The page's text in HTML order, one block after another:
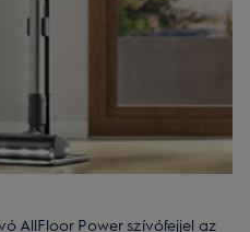
AllFloor Power szívófejjel az